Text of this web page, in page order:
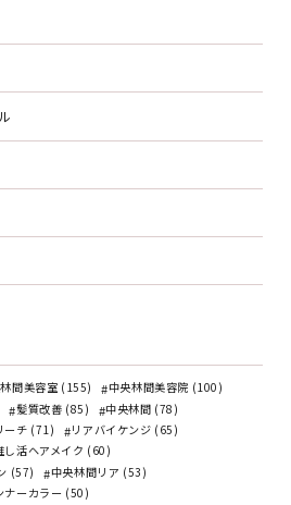
間美容室 (155)
中央林間美容院 (100)
髪質改善 (85)
中央林間 (78)
ーチ (71)
リアバイケンジ (65)
し活ヘアメイク (60)
(57)
中央林間リア (53)
ナーカラー (50)